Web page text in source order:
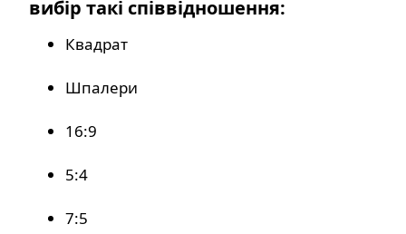
вибір такі співвідношення:
Квадрат
Шпалери
16:9
5:4
7:5